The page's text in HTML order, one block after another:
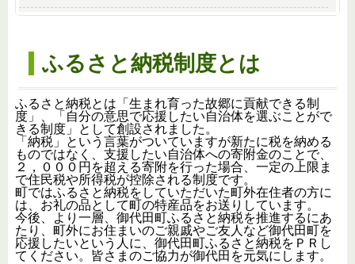
ふるさと納税制度とは
ふるさと納税とは「生まれ育った故郷に貢献できる制
度」、「自分の意思で応援したい自治体を選ぶことがで
きる制度」として創設されました。
「納税」という言葉がついていますが新たに税を納める
ものではなく、支援したい自治体への寄附金のことで、
２，０００円を超える寄附を行った場合、一定の上限ま
で住民税や所得税が控除される制度です。
町ではふるさと納税をしていただいた町外在住者の方に
は、お礼の品として町の特産品をお送りしています。
今後、より一層、御代田町ふるさと納税を推進するにあ
たり、町外にお住まいのご親戚やご友人など御代田町を
応援したいという人に、御代田町ふるさと納税をＰＲし
てください。皆さまのご協力が御代田を元気にします。